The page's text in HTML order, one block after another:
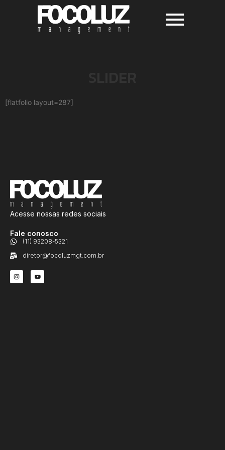
[flatfolio layout=287]
Acesse nossas redes sociais
Fale conosco
(11) 93208-5321
diretor@focoluzmgt.com.br